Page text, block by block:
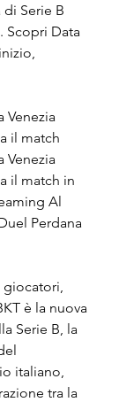
Serie B
Scopri Data
Venezia
il match
Venezia
il match in
Al
Perdana
giocatori,
è la nuova
Serie B, la
italiano,
tra la